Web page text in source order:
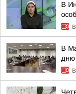
В
В
дню